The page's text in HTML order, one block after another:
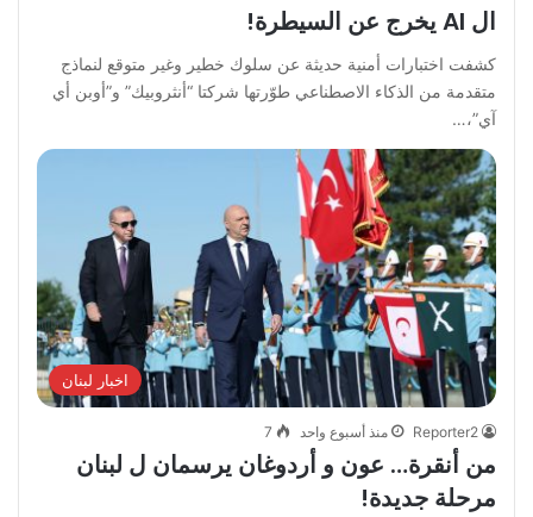
ال AI يخرج عن السيطرة!
كشفت اختبارات أمنية حديثة عن سلوك خطير وغير متوقع لنماذج
متقدمة من الذكاء الاصطناعي طوّرتها شركتا “أنثروبيك” و”أوبن أي
آي”،…
اخبار لبنان
Reporter2 منذ أسبوع واحد 7
من أنقرة… عون و أردوغان يرسمان ل لبنان
مرحلة جديدة!